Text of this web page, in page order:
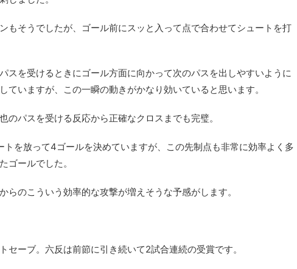
もそうでしたが、ゴール前にスッと入って点で合わせてシュートを打
スを受けるときにゴール方面に向かって次のパスを出しやすいように
ていますが、この一瞬の動きがかなり効いていると思います。
のパスを受ける反応から正確なクロスまでも完璧。
トを放って4ゴールを決めていますが、この先制点も非常に効率よく多
ゴールでした。
らのこういう効率的な攻撃が増えそうな予感がします。
セーブ。六反は前節に引き続いて2試合連続の受賞です。